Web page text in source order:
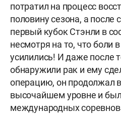
потратил на процесс
половину сезона, а после
первый кубок Стэнли в
несмотря на то, что боли
усилились! И даже после
обнаружили рак и ему
операцию, он продолжал
высочайшем уровне и
международных